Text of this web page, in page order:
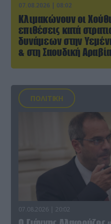
07.08.2026 | 08:02
Κλιμακώνουν οι
επιθέσεις κατά
δυνάμεων στην
& στη Σαουδική
ΠΟΛΙΤΙΚΗ
07.08.2026 | 20:02